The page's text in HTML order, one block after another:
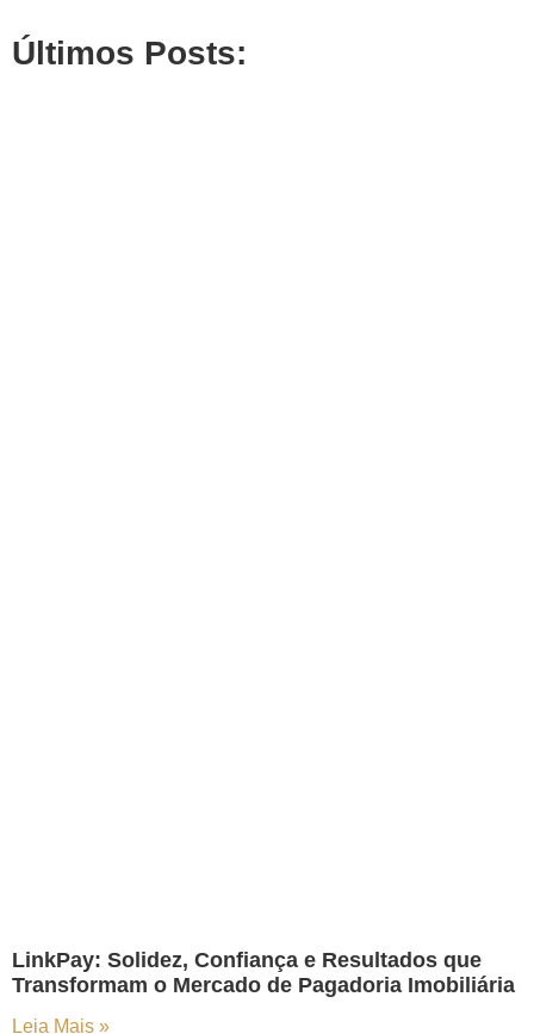
Últimos Posts:
LinkPay: Solidez, Confiança e Resultados que
Transformam o Mercado de Pagadoria Imobiliária
Leia Mais »